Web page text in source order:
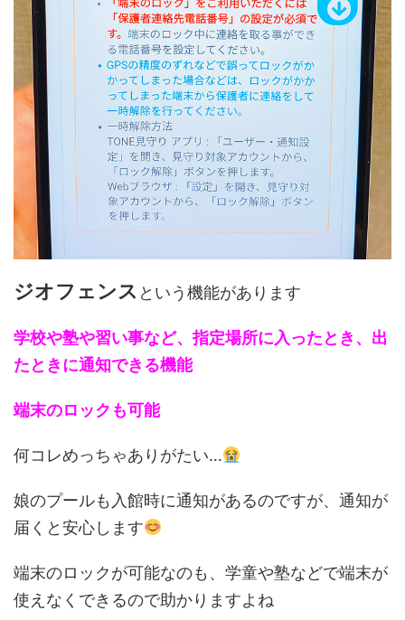
ジオフェンス という機能があります
学校や塾や習い事など、指定場所に入ったとき、出
たときに通知できる機能
端末のロックも可能
何コレめっちゃありがたい…
娘のプールも入館時に通知があるのですが、通知が
届くと安心します
端末のロックが可能なのも、学童や塾などで端末が
使えなくできるので助かりますよね